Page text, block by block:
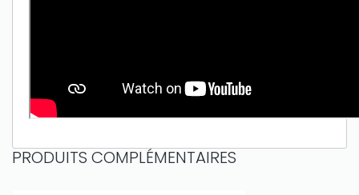
PRODUITS COMPLÉMENTAIRES